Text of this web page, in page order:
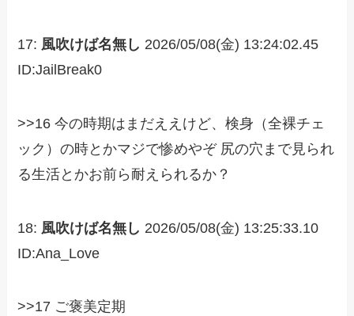
17: 風吹けば名無し 2026/05/08(金) 13:24:02.45
ID:JailBreak0
>>16 今の時期はまだええけど、検身（全裸チェ
ック）の時とかマジで惨めやぞ 尻の穴まで見られ
る生活とかお前ら耐えられるか？
18: 風吹けば名無し 2026/05/08(金) 13:25:33.10
ID:Ana_Love
>>17 ご褒美定期